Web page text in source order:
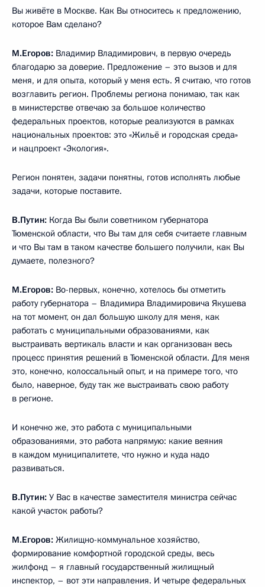
Вы живёте в Москве. Как Вы относитесь к предложению,
которое Вам сделано?
М.Егоров: Владимир Владимирович, в первую очередь
благодарю за доверие. Предложение – это вызов и для
меня, и для опыта, который у меня есть. Я считаю, что готов
возглавить регион. Проблемы региона понимаю, так как
в министерстве отвечаю за большое количество
федеральных проектов, которые реализуются в рамках
национальных проектов: это «Жильё и городская среда»
и нацпроект «Экология».
Регион понятен, задачи понятны, готов исполнять любые
задачи, которые поставите.
В.Путин: Когда Вы были советником губернатора
Тюменской области, что Вы там для себя считаете главным
и что Вы там в таком качестве большего получили, как Вы
думаете, полезного?
М.Егоров: Во-первых, конечно, хотелось бы отметить
работу губернатора – Владимира Владимировича Якушева
на тот момент, он дал большую школу для меня, как
работать с муниципальными образованиями, как
выстраивать вертикаль власти и как организован весь
процесс принятия решений в Тюменской области. Для меня
это, конечно, колоссальный опыт, и на примере того, что
было, наверное, буду так же выстраивать свою работу
в регионе.
И конечно же, это работа с муниципальными
образованиями, это работа напрямую: какие веяния
в каждом муниципалитете, что нужно и куда надо
развиваться.
В.Путин: У Вас в качестве заместителя министра сейчас
какой участок работы?
М.Егоров: Жилищно-коммунальное хозяйство,
формирование комфортной городской среды, весь
жилфонд – я главный государственный жилищный
инспектор, – вот эти направления. И четыре федеральных